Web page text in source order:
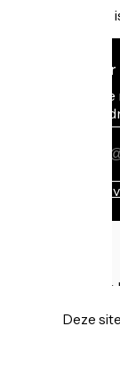
Accueil Vélo
Ik
Ontvang
Mijn e-
Gefinancierd
Deze